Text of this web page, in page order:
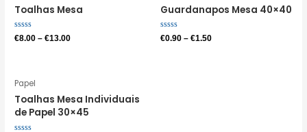
Toalhas Mesa
Avaliação
0
€8.00 –€13.00
Guardanapos Mesa 40×40
Avaliação
0
€0.90 – €1.50
Papel
Toalhas Mesa Individuais
de Papel 30×45